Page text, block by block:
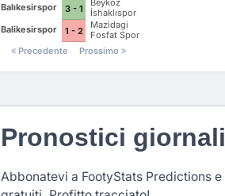
Balıkesirspor
3 - 1
Beykoz
İshaklıspor
Balikesirspor
1 - 2
Mazidagi
Fosfat Spor
Kulubu
Precedente Prossimo
Pronostici
Abbonatevi a FootyStats Predictions